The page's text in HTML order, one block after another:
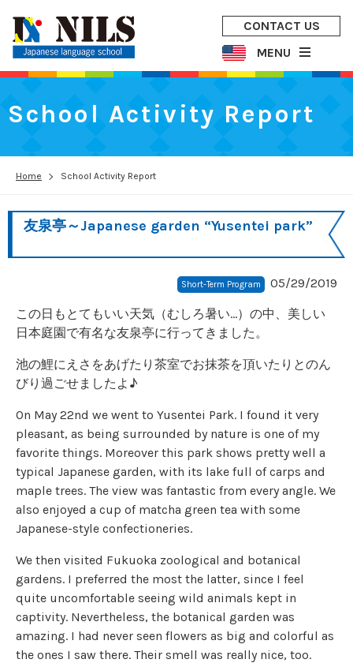
CONTACT US
MENU
School Activity Report
Home School Activity Report
友泉亭～Japanese garden “Yusentei park”
Short-Term Program 05/29/2019
この日もとてもいい天気（むしろ暑い…）の中、美しい
日本庭園で有名な友泉亭に行ってきました。
池の鯉にえさをあげたり茶室でお抹茶を頂いたりとのん
びり過ごせましたよ♪
On May 22nd we went to Yusentei Park. I found it very
pleasant, as being surrounded by nature is one of my
favorite things. Moreover this park shows pretty well a
typical Japanese garden, with its lake full of carps and
maple trees. The view was fantastic from every angle. We
also enjoyed a cup of matcha green tea with some
Japanese-style confectioneries.
We then visited Fukuoka zoological and botanical
gardens. I preferred the most the latter, since I feel
quite uncomfortable seeing wild animals kept in
captivity. Nevertheless, the botanical garden was
amazing. I had never seen flowers as big and colorful as
the ones I saw there. Their smell was really nice, too.